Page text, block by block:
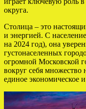
округа.
Столица – это
и энергией. С
на 2024 год), она
густонаселенных
огромной Московской
вокруг себя
единое экономическое